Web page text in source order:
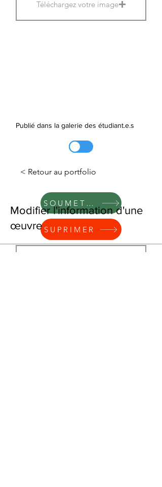
Téléchargez votre image
Publié dans la galerie des étudiant.e.s
SOUMETTRE
SUPRIMER
< Retour au portfolio
Modifier l'information d'une
œuvre